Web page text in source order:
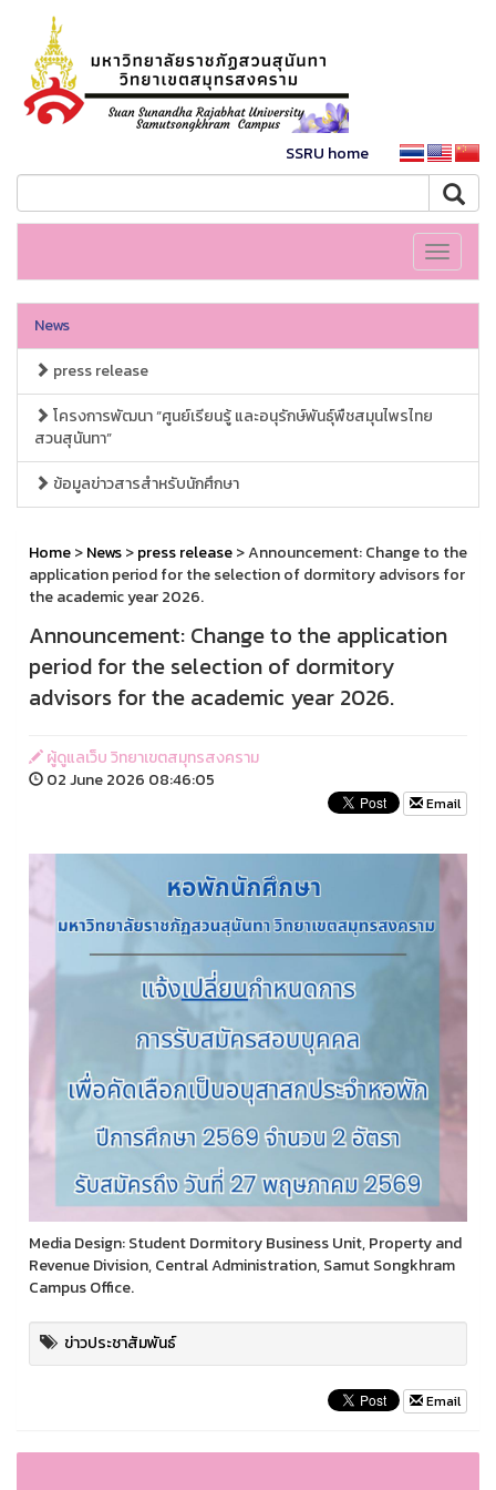
SSRU home
Toggle
News
press release
โครงการพัฒนา “ศูนย์เรียนรู้ และอนุรักษ์พันธุ์พืชสมุนไพรไทย
สวนสุนันทา”
ข้อมูลข่าวสารสำหรับนักศึกษา
Home>News>press release> Announcement: Change to the
application period for the selection of dormitory advisors for
the academic year 2026.
Announcement: Change to the application
period for the selection of dormitory
advisors for the academic year 2026.
ผู้ดูแลเว็บ วิทยาเขตสมุทรสงคราม
02 June 2026 08:46:05
Email
Media Design: Student Dormitory Business Unit, Property and
Revenue Division, Central Administration, Samut Songkhram
Campus Office.
ข่าวประชาสัมพันธ์
Email